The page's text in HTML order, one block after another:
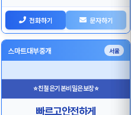
전화하기 문자하기
스마트대부중개 서울
⭐친절은기본비밀은보장⭐
빠르고안전하게